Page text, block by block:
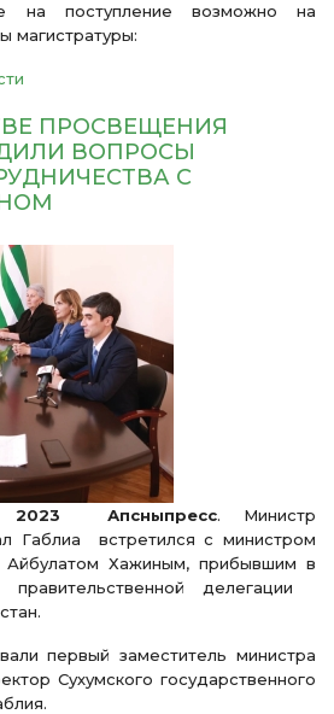
на поступление возможно на
магистратуры:
ПРОСВЕЩЕНИЯ
ВОПРОСЫ
С
2023 Апсныпресс. Министр
Габлиа встретился с министром
Айбулатом Хажиным, прибывшим в
делегации
первый заместитель министра
Сухумского государственного